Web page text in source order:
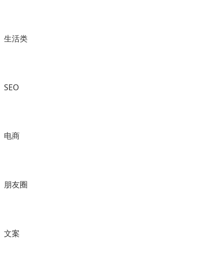
生活类
SEO
电商
朋友圈
文案